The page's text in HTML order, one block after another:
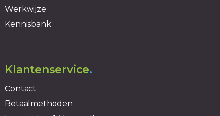
Werkwijze
Kennisbank
Klantenservice.
Contact
Betaalmethoden